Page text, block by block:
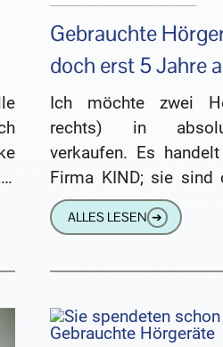
Gebrauchte
doch erst 5 Jahre
Ich möchte zwei
rechts) in
verkaufen. Es
Firma KIND; sie sind
sehr wenig benutzt
ALLES LESEN ➔